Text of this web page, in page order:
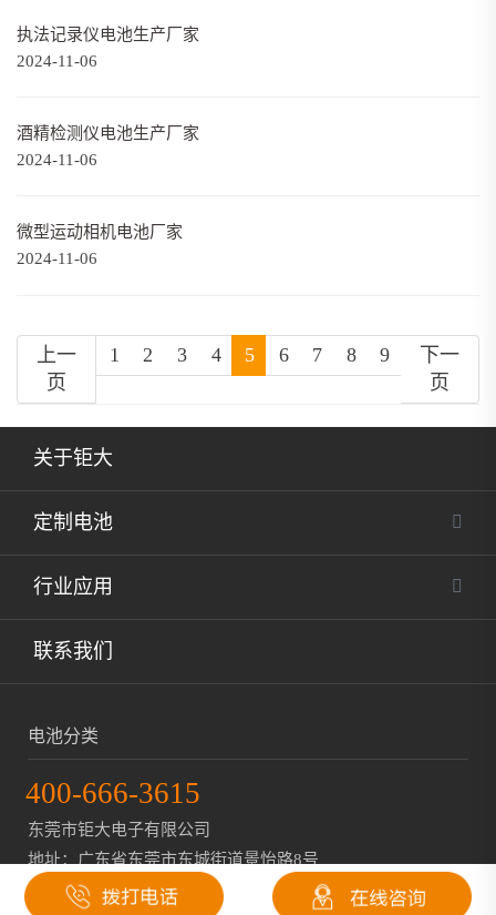
执法记录仪电池生产厂家
2024-11-06
酒精检测仪电池生产厂家
2024-11-06
微型运动相机电池厂家
2024-11-06
上一
页
1 2 3 4 5 6 7 8 9
下一
页
关于钜大
定制电池
按需定制
固态电池
储能锂电池
磷酸铁锂电池
行业应用
医疗
安防
电力
石化
铁路
交通
联系我们
电池分类
400-666-3615
东莞市钜大电子有限公司
地址：广东省东莞市东城街道景怡路8号
粤ICP备07049936号